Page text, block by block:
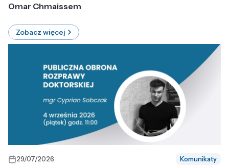
Omar Chmaissem
Zobacz więcej
29/07/2026 Komunikaty